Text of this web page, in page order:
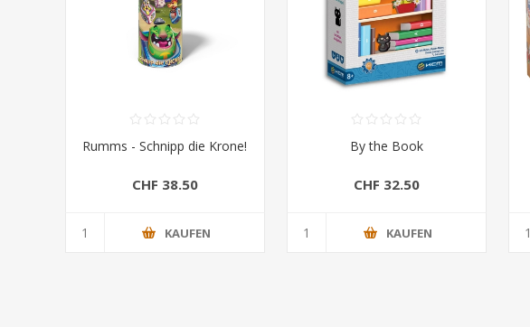
Rumms - Schnipp die Krone!
CHF 38.50
KAUFEN
By the Book
CHF 32.50
KAUFEN